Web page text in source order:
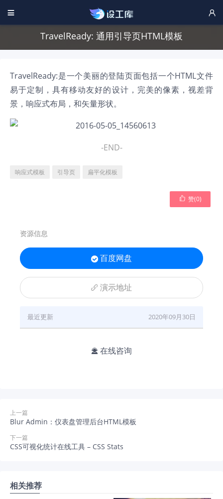
 
TravelReady: 通用引导页HTML模板
TravelReady:是一个美丽的登陆页面包括一个HTML文件
易于定制，具有移动友好的设计，完美的像素，视差背
景，响应式布局，和矢量形状。
-END-
响应式模板 引导页 扁平化模板
 赞(0)
资源信息
 百度网盘
 演示地址
最近更新 2020年09月30日
 在线咨询
上一篇
Blur Admin：仪表盘管理后台HTML模板
下一篇
CSS可视化统计在线工具 – CSS Stats
相关推荐